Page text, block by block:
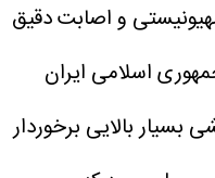
و اصابت دقیق
اسلامی ایران
بسیار بالایی برخوردار